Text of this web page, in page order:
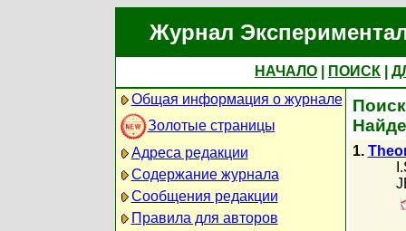
Журнал
НАЧАЛО ПОИСК
Общая информация о журнале
Золотые страницы
Адреса редакции
Содержание журнала
Сообщения редакции
Правила для авторов
1.